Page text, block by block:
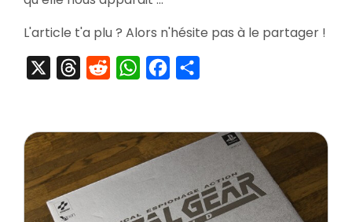
L'article t'a plu ? Alors n'hésite pas à le partager !
ThreadsRedditWhatsAppFacebook